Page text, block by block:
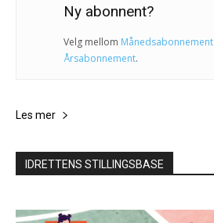
Ny abonnent?
Velg mellom Månedsabonnement
Årsabonnement.
Les mer
IDRETTENS STILLINGSBASE